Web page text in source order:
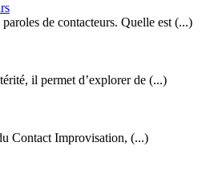
de contacteurs. Quelle est (...)
il permet d’explorer de (...)
Contact Improvisation, (...)